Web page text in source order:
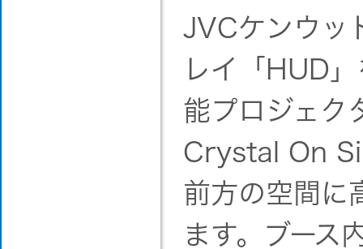
JVCケンウッ
レイ「HUD
能プロジェク
Crystal On
前方の空間に
ます。ブース